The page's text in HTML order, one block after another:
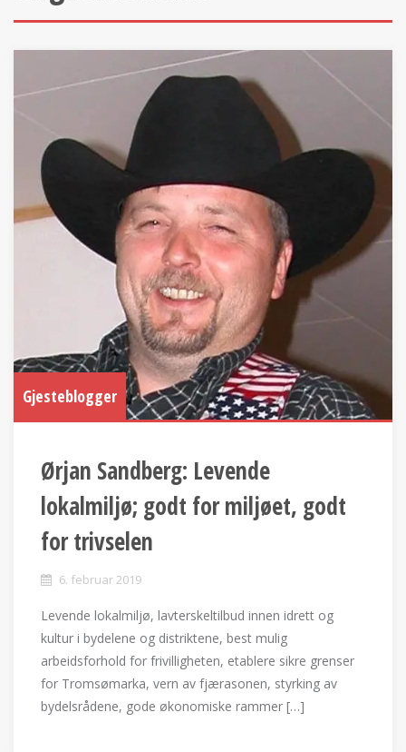
Gjesteblogger
Ørjan Sandberg: Levende
lokalmiljø; godt for miljøet, godt
for trivselen
6. februar 2019
Levende lokalmiljø, lavterskeltilbud innen idrett og
kultur i bydelene og distriktene, best mulig
arbeidsforhold for frivilligheten, etablere sikre grenser
for Tromsømarka, vern av fjærasonen, styrking av
bydelsrådene, gode økonomiske rammer […]